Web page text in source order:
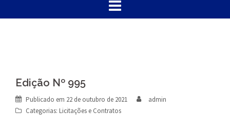
Edição Nº 995
Publicado em 22 de outubro de 2021
admin
Categorias: Licitações e Contratos